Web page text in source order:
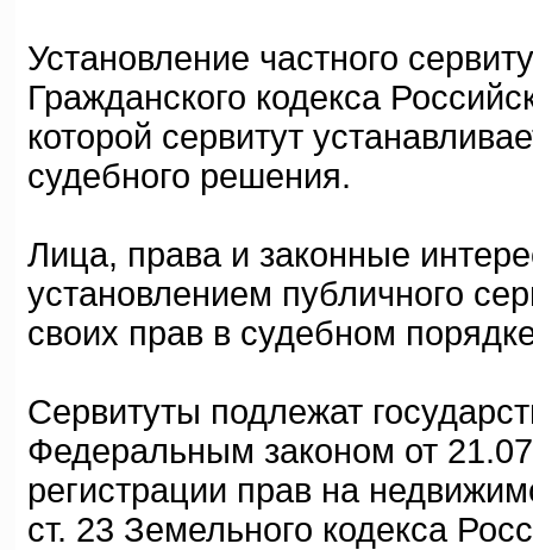
Установление частного
Гражданского кодекса
которой сервитут
судебного решения.
Лица, права и законные
установлением публичного
своих прав в судебном
Сервитуты подлежат
Федеральным законом от
регистрации прав на
ст. 23 Земельного кодекса